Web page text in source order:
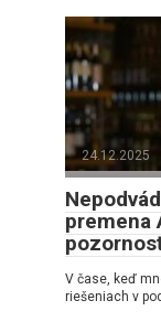
24.12.2025
premena
V čase, keď
riešeniach v